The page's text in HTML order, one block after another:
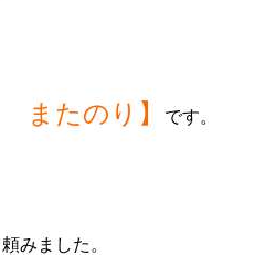
またのり】 です。
頼みました。